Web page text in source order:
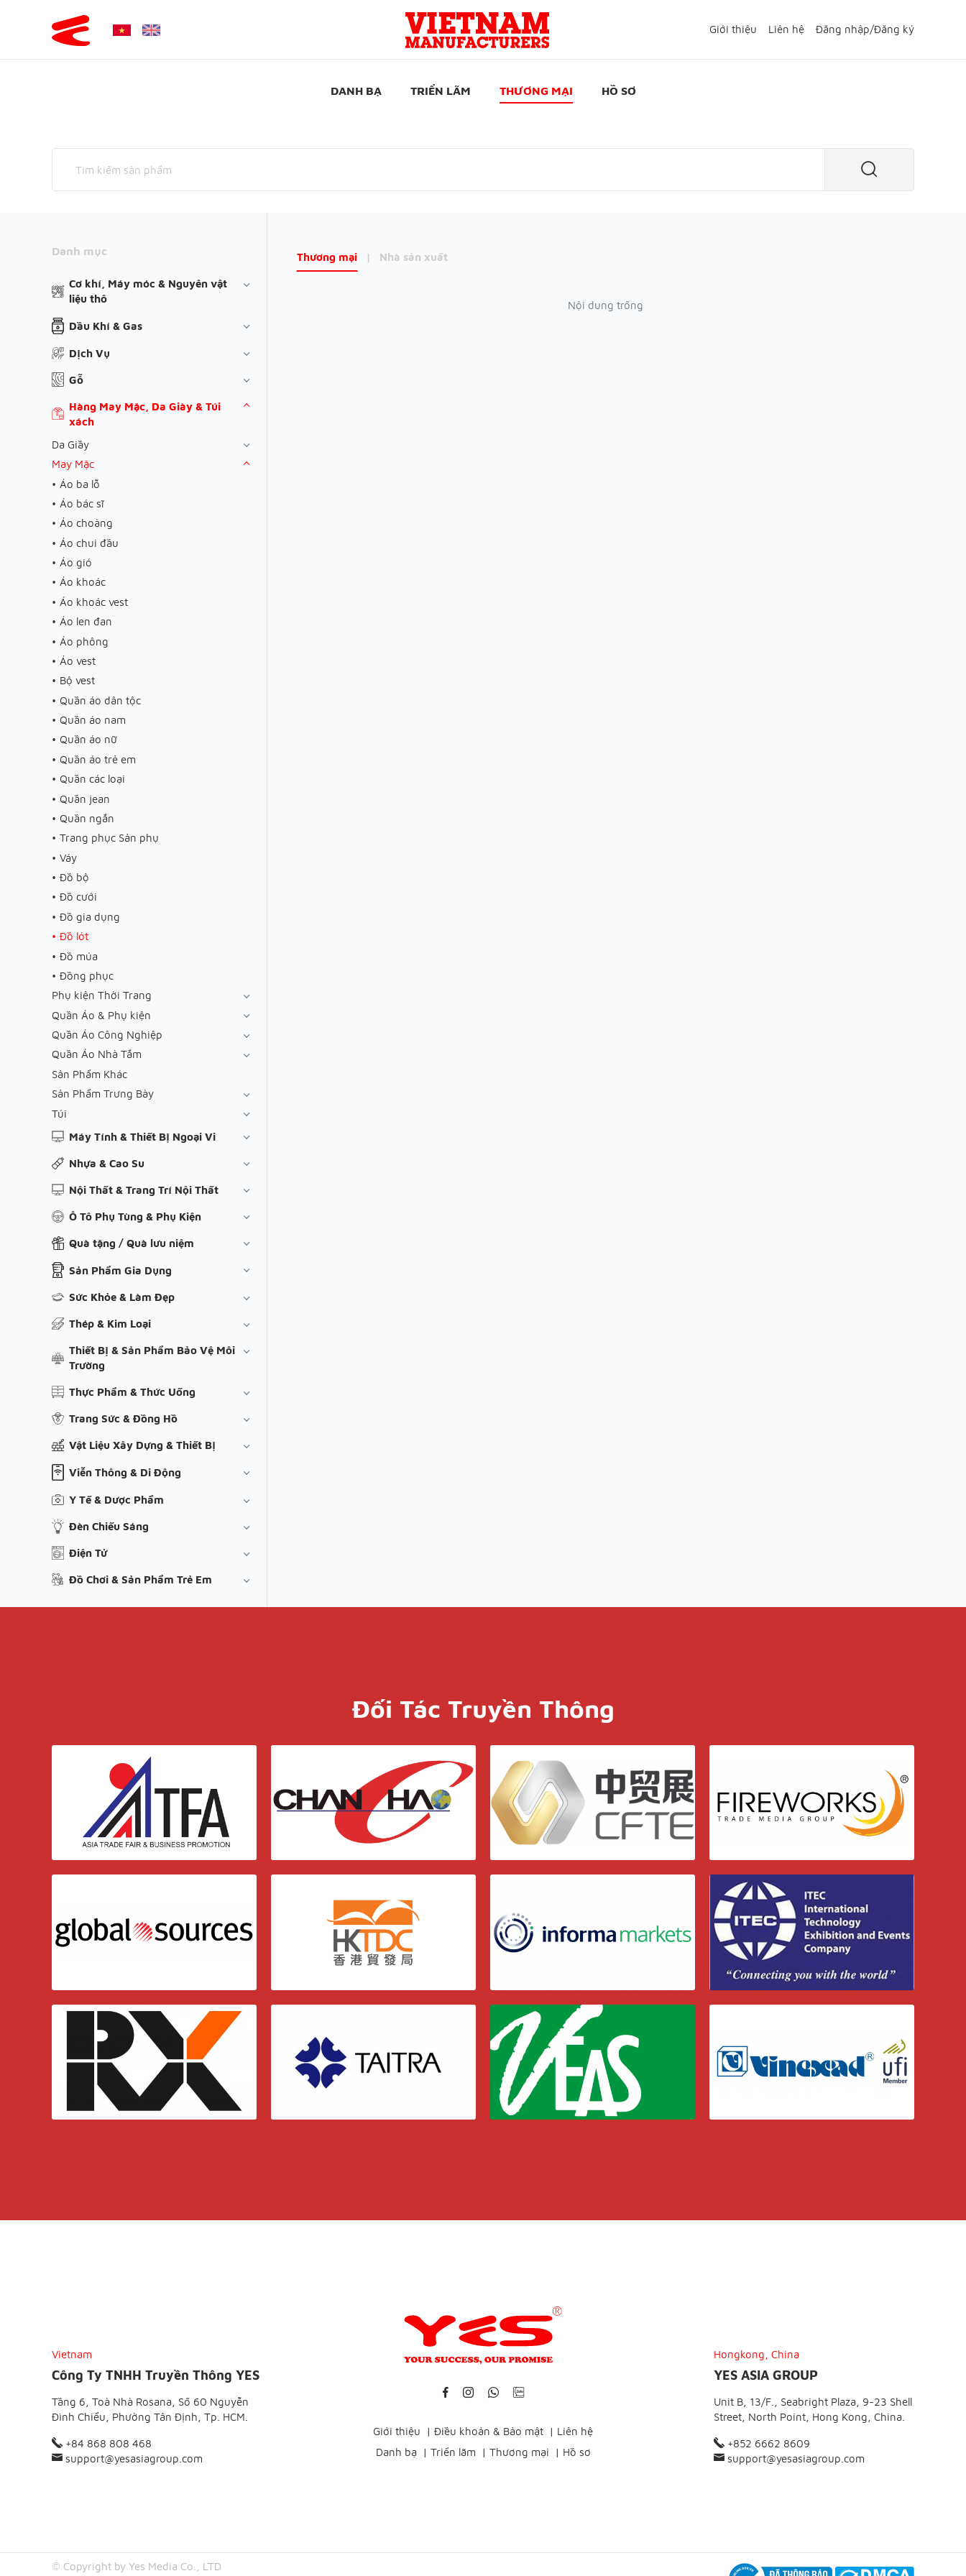
Giới thiệu Liên hệ Đăng nhập/Đăng ký
DANH BẠ TRIỂN LÃM THƯƠNG MẠI HỒ SƠ
Danh mục
Cơ khí, Máy móc & Nguyên vật
liệu thô
Dầu Khí & Gas
Dịch Vụ
Gỗ
Hàng May Mặc, Da Giày & Túi
xách
Da Giầy
May Mặc
Áo ba lỗ
Áo bác sĩ
Áo choàng
Áo chui đầu
Áo gió
Áo khoác
Áo khoác vest
Áo len đan
Áo phông
Áo vest
Bộ vest
Quần áo dân tộc
Quần áo nam
Quần áo nữ
Quần áo trẻ em
Quần các loại
Quần jean
Quần ngắn
Trang phục Sản phụ
Váy
Đồ bộ
Đồ cưới
Đồ gia dụng
Đồ lót
Đồ múa
Đồng phục
Phụ kiện Thời Trang
Quần Áo & Phụ kiện
Quần Áo Công Nghiệp
Quần Áo Nhà Tắm
Sản Phẩm Khác
Sản Phẩm Trưng Bày
Túi
Máy Tính & Thiết Bị Ngoại Vi
Nhựa & Cao Su
Nội Thất & Trang Trí Nội Thất
Ô Tô Phụ Tùng & Phụ Kiện
Quà tặng / Quà lưu niệm
Sản Phẩm Gia Dụng
Sức Khỏe & Làm Đẹp
Thép & Kim Loại
Thiết Bị & Sản Phẩm Bảo Vệ Môi
Trường
Thực Phẩm & Thức Uống
Trang Sức & Đồng Hồ
Vật Liệu Xây Dựng & Thiết Bị
Viễn Thông & Di Động
Y Tế & Dược Phẩm
Đèn Chiếu Sáng
Điện Tử
Đồ Chơi & Sản Phẩm Trẻ Em
Thương mại | Nhà sản xuất
Nội dung trống
Đối Tác Truyền Thông
Vietnam
Công Ty TNHH Truyền Thông YES
Tầng 6, Toà Nhà Rosana, Số 60 Nguyễn
Đình Chiểu, Phường Tân Định, Tp. HCM.
+84 868 808 468
support@yesasiagroup.com
Giới thiệu | Điều khoản & Bảo mật | Liên hệ
Danh bạ
| Triển lãm | Thương mại | Hồ sơ
Hongkong, China
YES ASIA GROUP
Unit B, 13/F., Seabright Plaza, 9-23 Shell
Street, North Point, Hong Kong, China.
+852 6662 8609
support@yesasiagroup.com
© Copyright by Yes Media Co., LTD